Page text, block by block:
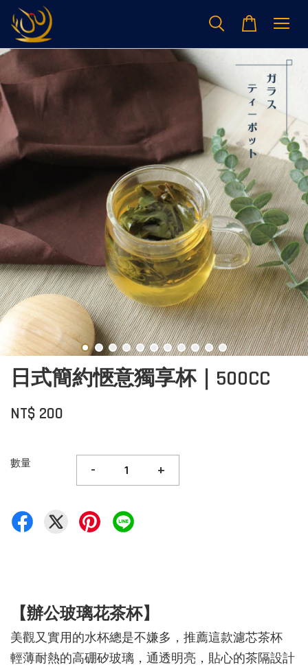
日式簡約愜意獨享杯｜500CC
NT$ 200
數量 - +
【辦公玻璃花茶杯】
美觀又實用的水杯總是不嫌多，推薦這款濾芯茶杯
輕薄耐熱的高硼矽玻璃，通透明亮，貼心的茶隔設計